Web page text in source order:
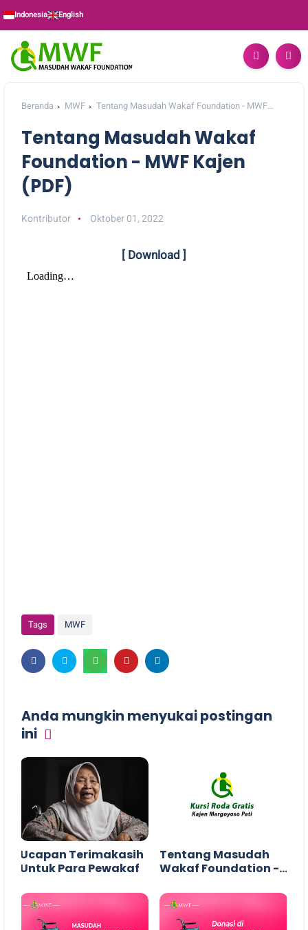
Indonesia English
Beranda MWF
Tentang Masudah Wakaf Foundation - MWF
Tentang Masudah Wakaf
Foundation - MWF Kajen
(PDF)
Kontributor Oktober 01, 2022
[ Download ]
Tags MWF
Anda mungkin menyukai postingan
ini
Ucapan Terimakasih
Untuk Para Pewakaf
Tentang Masudah
Wakaf Foundation -